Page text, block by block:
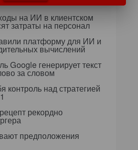
на ИИ в клиентском
затраты на персонал
платформу для ИИ и
вычислений
Google генерирует текст
за словом
контроль над стратегией
рекордно
предположения